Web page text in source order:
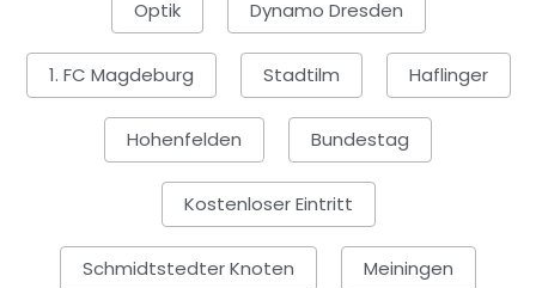
Optik Dynamo Dresden
1. FC Magdeburg Stadtilm Haflinger
Hohenfelden Bundestag
Kostenloser Eintritt
Schmidtstedter Knoten Meiningen